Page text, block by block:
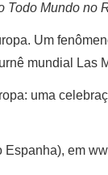
Todo Mundo no
Um
mundial Las
uma
em